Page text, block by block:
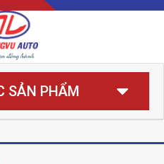
SẢN PHẨM